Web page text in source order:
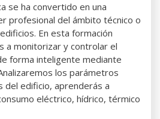
se ha convertido en una
profesional del ámbito técnico o
En esta formación
a monitorizar y controlar el
forma inteligente mediante
los parámetros
edificio, aprenderás a
eléctrico, hídrico, térmico